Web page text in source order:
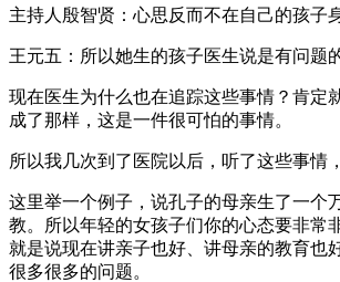
主持人殷智贤：心思反而不在自己的孩子
王元五：所以她生的孩子医生说是有问题
现在医生为什么也在追踪这些事情？肯定
成了那样，这是一件很可怕的事情。
所以我几次到了医院以后，听了这些事情
这里举一个例子，说孔子的母亲生了一个
教。所以年轻的女孩子们你的心态要非常
就是说现在讲亲子也好、讲母亲的教育也
很多很多的问题。